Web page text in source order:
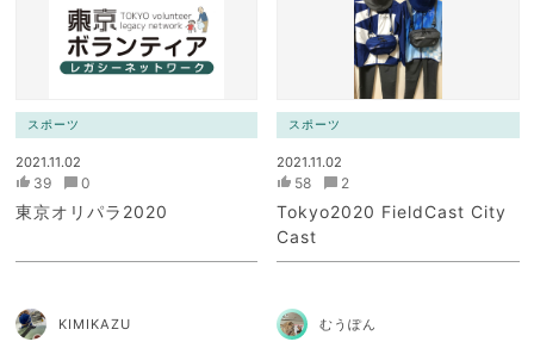
スポーツ
2021.11.02
39 0
東京オリパラ2020
スポーツ
2021.11.02
58 2
Tokyo2020 FieldCast City
Cast
KIMIKAZU むうぽん